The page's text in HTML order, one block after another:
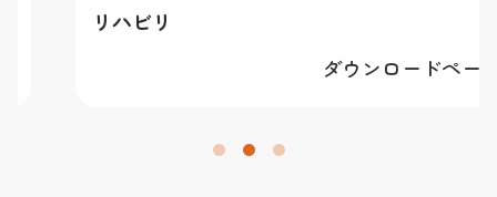
リハビリ
ダウンロードページへ